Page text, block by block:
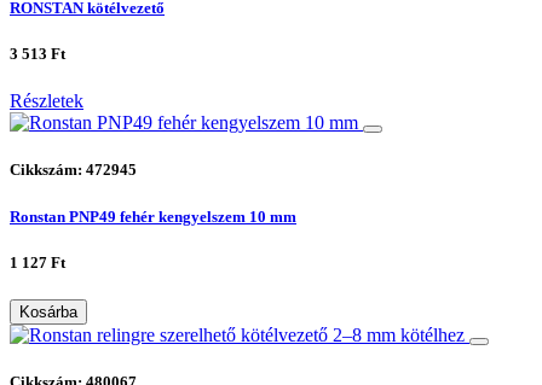
RONSTAN kötélvezető
3 513 Ft
Részletek
Cikkszám: 472945
Ronstan PNP49 fehér kengyelszem 10 mm
1 127 Ft
Kosárba